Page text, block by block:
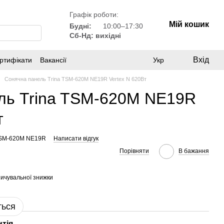
Графік роботи:
Будні:
10:00–17:30
Сб-Нд: вихідні
Мій кошик
Вакансії Укр Вхід
Сонячна панель Trina TSM-620M NE19R Vertex N 620Вт
Trina TSM-620M NE19R
620M NE19R
Написати відгук
Порівняти
В бажання
знижки